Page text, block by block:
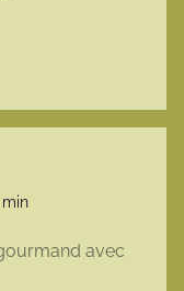
min
avec